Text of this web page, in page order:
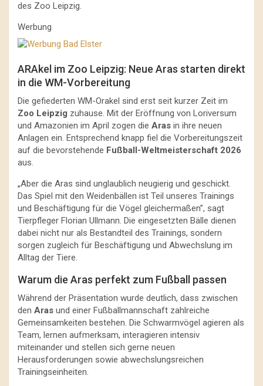
des Zoo Leipzig.
Werbung
ARAkel im Zoo Leipzig: Neue Aras starten direkt
in die WM-Vorbereitung
Die gefiederten WM-Orakel sind erst seit kurzer Zeit im
Zoo Leipzig zuhause. Mit der Eröffnung von Loriversum
und Amazonien im April zogen die Aras in ihre neuen
Anlagen ein. Entsprechend knapp fiel die Vorbereitungszeit
auf die bevorstehende Fußball-Weltmeisterschaft 2026
aus.
„Aber die Aras sind unglaublich neugierig und geschickt.
Das Spiel mit den Weidenbällen ist Teil unseres Trainings
und Beschäftigung für die Vögel gleichermaßen”, sagt
Tierpfleger Florian Ullmann. Die eingesetzten Bälle dienen
dabei nicht nur als Bestandteil des Trainings, sondern
sorgen zugleich für Beschäftigung und Abwechslung im
Alltag der Tiere.
Warum die Aras perfekt zum Fußball passen
Während der Präsentation wurde deutlich, dass zwischen
den Aras und einer Fußballmannschaft zahlreiche
Gemeinsamkeiten bestehen. Die Schwarmvögel agieren als
Team, lernen aufmerksam, interagieren intensiv
miteinander und stellen sich gerne neuen
Herausforderungen sowie abwechslungsreichen
Trainingseinheiten.